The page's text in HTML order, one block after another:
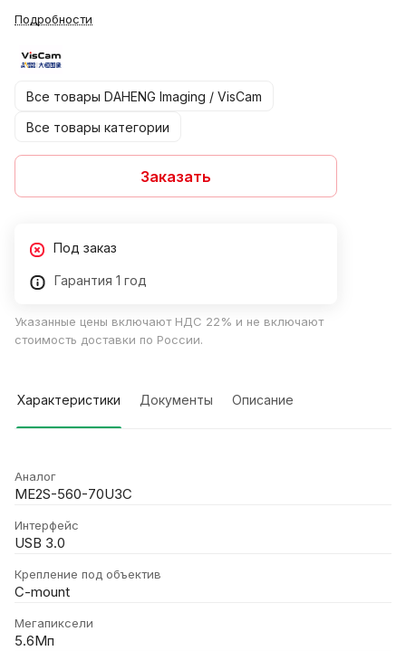
Подробности
Все товары DAHENG Imaging / VisCam
Все товары категории
Заказать
Под заказ
Гарантия 1 год
Указанные цены включают НДС 22% и не включают
стоимость доставки по России.
Характеристики Документы Описание
Аналог
ME2S-560-70U3C
Интерфейс
USB 3.0
Крепление под объектив
C-mount
Мегапиксели
5.6Мп